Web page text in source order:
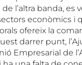
l’altra banda, es
econòmics i
ofereix la
darrer punt,
Empresarial de